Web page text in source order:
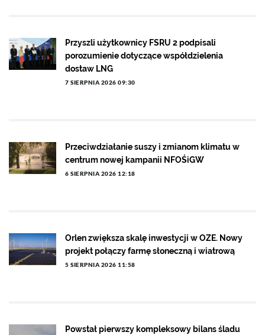
Przyszli użytkownicy FSRU 2 podpisali
porozumienie dotyczące współdzielenia
dostaw LNG
7 SIERPNIA 2026 09:30
Przeciwdziałanie suszy i zmianom klimatu w
centrum nowej kampanii NFOŚiGW
6 SIERPNIA 2026 12:18
Orlen zwiększa skalę inwestycji w OZE. Nowy
projekt połączy farmę słoneczną i wiatrową
5 SIERPNIA 2026 11:58
Powstał pierwszy kompleksowy bilans śladu